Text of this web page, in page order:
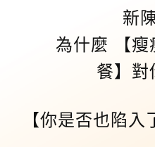
新
為什麼 【瘦
餐】對
【你是否也陷入